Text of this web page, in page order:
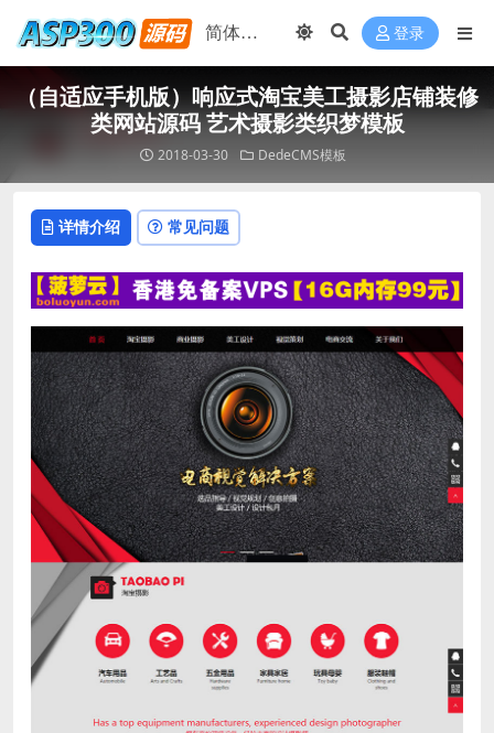
登录
（自适应手机版）响应式淘宝美工摄影店铺装修
类网站源码 艺术摄影类织梦模板
2018-03-30 DedeCMS模板
详情介绍 常见问题